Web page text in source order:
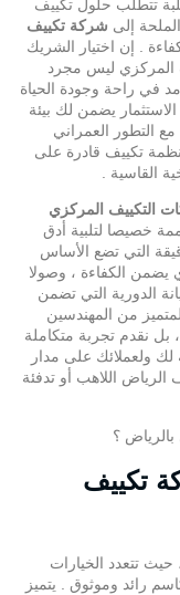
تتطلب حلول تكييف
إلى شركة تكييف
. إن اختيار الشريك
المركزي ليس مجرد
في راحة وجودة الحياة
يضمن لك بيئة
التطور العمراني
تكييف قادرة على
القاسية .
التكييف المركزي
خصيصا لتلبية أدق
التي تضع الأساس
يضمن الكفاءة ، وصولا
الدورية التي تضمن
من المهندسين
بل نقدم تجربة متكاملة
لك ولعملائك على مدار
اللاهب أو تدفئة
تكييف
حيث تتعدد الخيارات
رائد وموثوق . يتميز